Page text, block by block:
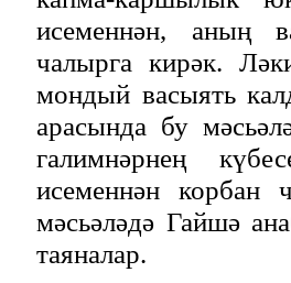
исеменнән, аның
чалырга кирәк.
мондый васыять
арасында бу
галимнәрнең
исеменнән корбан
мәсьәләдә Гайшә
таяналар.